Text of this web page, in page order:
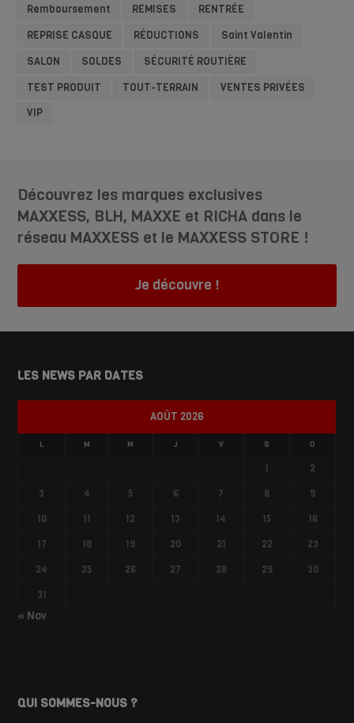
Remboursement
REMISES
RENTRÉE
REPRISE CASQUE
RÉDUCTIONS
Saint Valentin
SALON
SOLDES
SÉCURITÉ ROUTIÈRE
TEST PRODUIT
TOUT-TERRAIN
VENTES PRIVÉES
VIP
Découvrez les marques exclusives
MAXXESS, BLH, MAXXE et RICHA dans le
réseau MAXXESS et le MAXXESS STORE !
Je découvre !
LES NEWS PAR DATES
AOÛT 2026
L M M J V S D
1
2
3
4 5 6 7 8
9
10
11 12 13 14 15
16
17
18 19 20 21 22
23
24
25 26 27 28 29
30
31
« Nov
QUI SOMMES-NOUS ?